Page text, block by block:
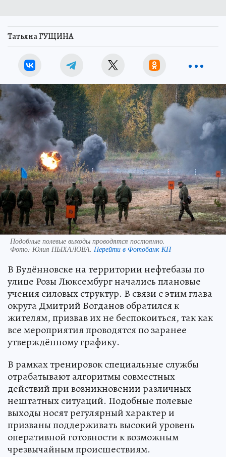
Татьяна ГУЩИНА
Подобные полевые выходы проводятся постоянно.
Фото: Юлия ПЫХАЛОВА. Перейти в Фотобанк КП
В Будённовске на территории нефтебазы по
улице Розы Люксембург начались плановые
учения силовых структур. В связи с этим глава
округа Дмитрий Богданов обратился к
жителям, призвав их не беспокоиться, так как
все мероприятия проводятся по заранее
утверждённому графику.
В рамках тренировок специальные службы
отрабатывают алгоритмы совместных
действий при возникновении различных
нештатных ситуаций. Подобные полевые
выходы носят регулярный характер и
призваны поддерживать высокий уровень
оперативной готовности к возможным
чрезвычайным происшествиям.